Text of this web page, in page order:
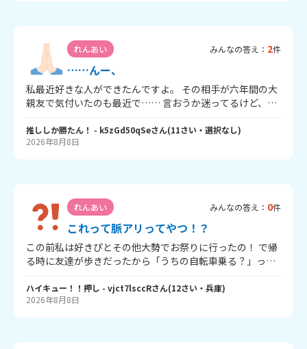
ですよーー誰かァァァ心優しい人脈あり診断してぇぇ🥺
れんあい みんなの答え： 2件
……んー、
私最近好きな人ができたんですよ。 その相手が六年間の大
親友で気付いたのも最近で…… 言おうか迷ってるけど、そ
束をしていて…… 皆さんだったら言いますか？
推ししか勝たん！ - k5zGd50qSeさん(11さい・ 選択なし)
2026年8月8日
れんあい みんなの答え： 0件
これって脈アリってやつ！？
この前私は好きぴとその他大勢でお祭りに行ったの！ で帰
る時に友達が歩きだったから「うちの自転車乗る？」って
その時に好きぴが「俺の自転車の後ろ乗る？」って聞いて
きて乗るってこたえたの！ そんで他の人たちとも帰ってた
ハイキュー！！押し - vjct7lsccRさん(12さい・ 兵庫)
2026年8月8日